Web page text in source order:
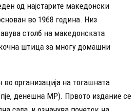
од најстарите македонски
во 1968 година. Низ
столб на македонската
штица за многу домашни
организација на тогашната
денешна МР). Првото издание се